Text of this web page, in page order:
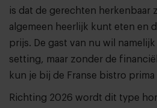
is dat de gerechten herkenbaar
algemeen heerlijk kunt eten en
prijs. De gast van nu wil
setting, maar zonder de
kun je bij de Franse bistro
Richting 2026 wordt dit type